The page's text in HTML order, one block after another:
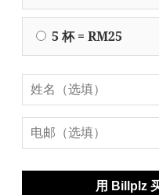
5 杯 = RM25
用 Billplz